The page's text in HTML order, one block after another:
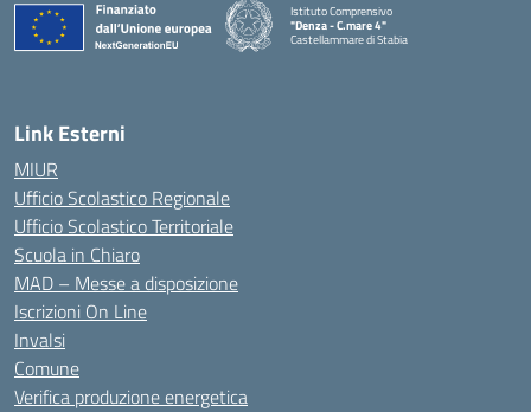
Istituto Comprensivo
"Denza - C.mare 4"
Castellammare di Stabia
Link Esterni
MIUR
Ufficio Scolastico Regionale
Ufficio Scolastico Territoriale
Scuola in Chiaro
MAD – Messe a disposizione
Iscrizioni On Line
Invalsi
Comune
Verifica produzione energetica